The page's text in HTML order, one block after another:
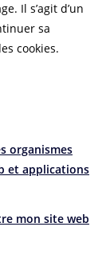
Il s’agit d’un
sa
cookies.
organismes
et applications
mon site web